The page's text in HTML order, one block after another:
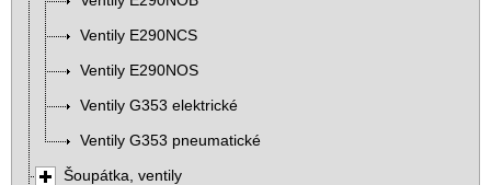
Ventily E290NCS
Ventily E290NOS
Ventily G353 elektrické
Ventily G353 pneumatické
Šoupátka, ventily